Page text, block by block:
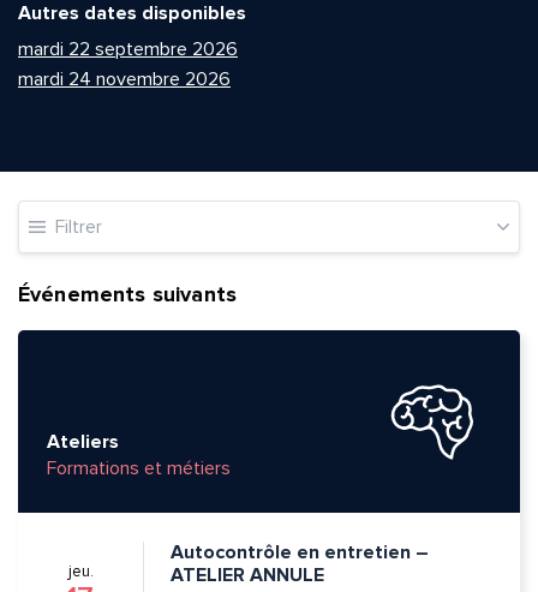
Autres dates disponibles
mardi 22 septembre 2026
mardi 24 novembre 2026
Filtrer
Événements suivants
Ateliers
Formations et métiers
jeu.
Autocontrôle en entretien –
ATELIER ANNULE